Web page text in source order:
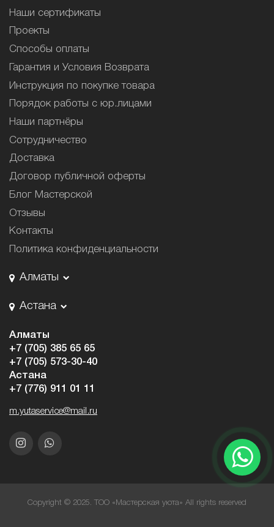
Наши сертификаты
Проекты
Способы оплаты
Гарантия и Условия Возврата
Инструкция по покупке товара
Порядок работы с юр.лицами
Наши партнёры
Сотрудничество
Доставка
Договор публичной оферты
Блог Мастерской
Отзывы
Контакты
Политика конфиденциальности
Алматы
Астана
Алматы
+7 (705) 385 65 65
+7 (705) 573-30-40
Астана
+7 (776) 911 01 11
m.yutaservice@mail.ru
Copyright © 2025. ТОО «Мастерская уюта» All rights reserved